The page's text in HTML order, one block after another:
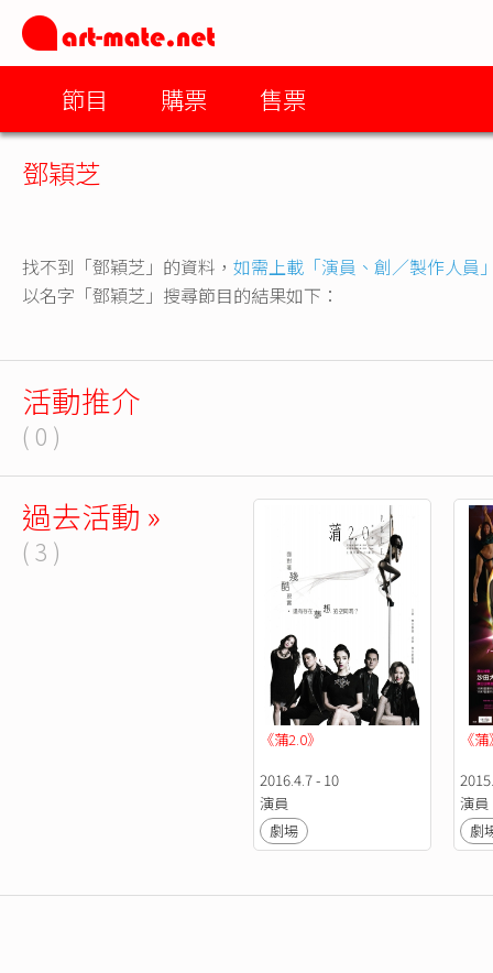
節目 購票 售票
鄧穎芝
找不到「鄧穎芝」的資料， 如需上載「演員、創／製作人員
以名字「鄧穎芝」搜尋節目的結果如下：
活動推介
( 0 )
過去活動 »
( 3 )
《蒲2.0》
2016.4.7 - 10
演員
劇場
《
演員
劇